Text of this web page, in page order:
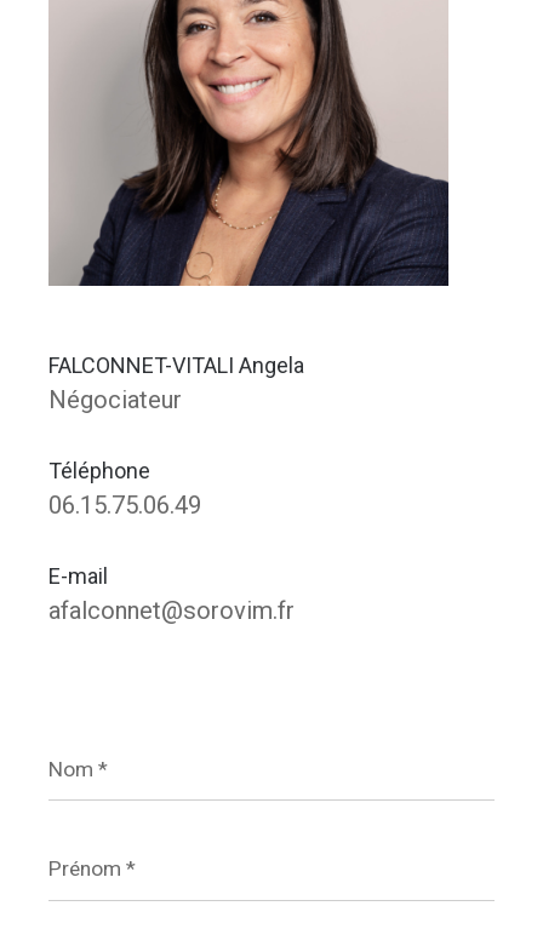
FALCONNET-VITALI Angela
Négociateur
Téléphone
06.15.75.06.49
E-mail
afalconnet@sorovim.fr
*
*